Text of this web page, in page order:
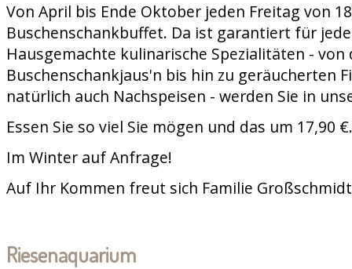
Von April bis Ende Oktober jeden Freitag von
Buschenschankbuffet. Da ist garantiert für
Hausgemachte kulinarische Spezialitäten - von
Buschenschankjaus'n bis hin zu geräucherten
natürlich auch Nachspeisen - werden Sie in
Essen Sie so viel Sie mögen und das um 17,90 €.
Im Winter auf Anfrage!
Auf Ihr Kommen freut sich Familie
Riesenaquarium